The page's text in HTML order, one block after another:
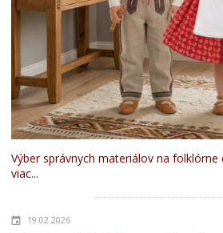
Výber správnych materiálov na folklórne
viac...
19.02.2026